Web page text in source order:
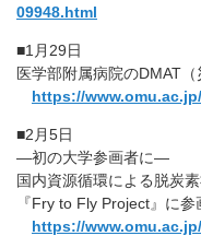
09948.html
■1月29日
医学部附属病院のDMAT
https://
■2月5日
―初の大学参画者に―
国内資源循環による脱炭
『Fry to Fly Project』に参
https://